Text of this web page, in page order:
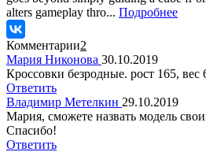
alters gameplay thro... Подробнее
Комментарии2
Мария Никонова 30.10.2019
Кроссовки безродные. рост 165, вес
Ответить
Владимир Метелкин 29.10.2019
Мария, сможете назвать модель
Спасибо!
Ответить